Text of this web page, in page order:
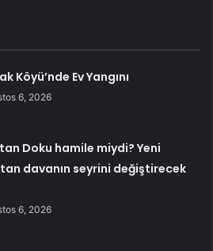
Köyü’nde Ev Yangını
6, 2026
Doku hamile miydi? Yeni
davanın seyrini değiştirecek
6, 2026